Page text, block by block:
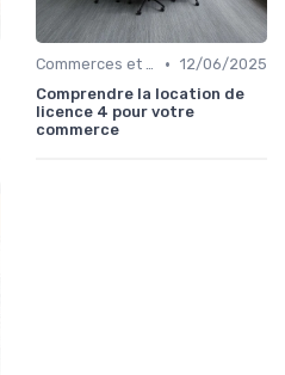
Commerces et Retail • 12/06/2025
Comprendre la location de
licence 4 pour votre
commerce